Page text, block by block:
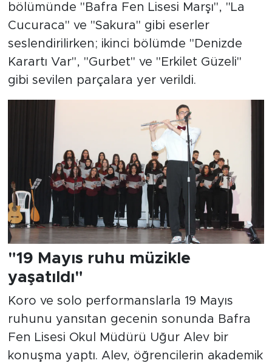
bölümünde "Bafra Fen Lisesi Marşı", "La
Cucuraca" ve "Sakura" gibi eserler
seslendirilirken; ikinci bölümde "Denizde
Karartı Var", "Gurbet" ve "Erkilet Güzeli"
gibi sevilen parçalara yer verildi.
"19 Mayıs ruhu müzikle
yaşatıldı"
Koro ve solo performanslarla 19 Mayıs
ruhunu yansıtan gecenin sonunda Bafra
Fen Lisesi Okul Müdürü Uğur Alev bir
konuşma yaptı. Alev, öğrencilerin akademik